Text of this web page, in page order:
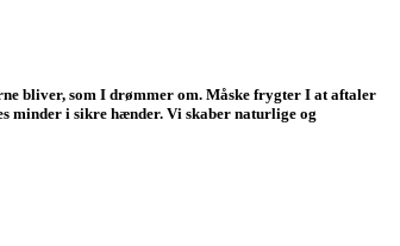
bliver, som I drømmer om. Måske frygter I at aftaler
minder i sikre hænder. Vi skaber naturlige og